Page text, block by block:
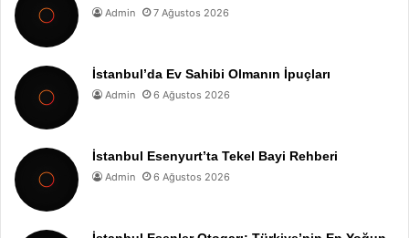
Admin 7 Ağustos 2026
İstanbul’da Ev Sahibi Olmanın İpuçları
Admin 6 Ağustos 2026
İstanbul Esenyurt’ta Tekel Bayi Rehberi
Admin 6 Ağustos 2026